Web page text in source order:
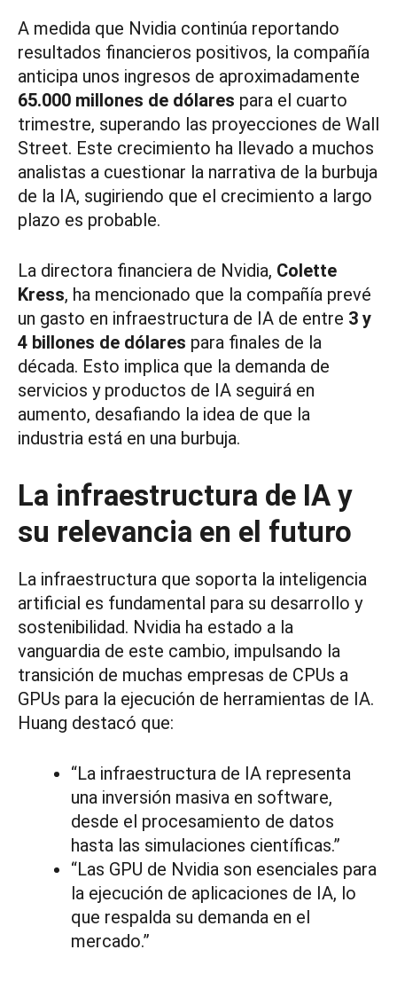
A medida que Nvidia continúa reportando
resultados financieros positivos, la compañía
anticipa unos ingresos de aproximadamente
65.000 millones de dólares para el cuarto
trimestre, superando las proyecciones de Wall
Street. Este crecimiento ha llevado a muchos
analistas a cuestionar la narrativa de la burbuja
de la IA, sugiriendo que el crecimiento a largo
plazo es probable.
La directora financiera de Nvidia, Colette
Kress, ha mencionado que la compañía prevé
un gasto en infraestructura de IA de entre 3 y
4 billones de dólares para finales de la
década. Esto implica que la demanda de
servicios y productos de IA seguirá en
aumento, desafiando la idea de que la
industria está en una burbuja.
La infraestructura de IA y
su relevancia en el futuro
La infraestructura que soporta la inteligencia
artificial es fundamental para su desarrollo y
sostenibilidad. Nvidia ha estado a la
vanguardia de este cambio, impulsando la
transición de muchas empresas de CPUs a
GPUs para la ejecución de herramientas de IA.
Huang destacó que:
“La infraestructura de IA representa
una inversión masiva en software,
desde el procesamiento de datos
hasta las simulaciones científicas.”
“Las GPU de Nvidia son esenciales para
la ejecución de aplicaciones de IA, lo
que respalda su demanda en el
mercado.”